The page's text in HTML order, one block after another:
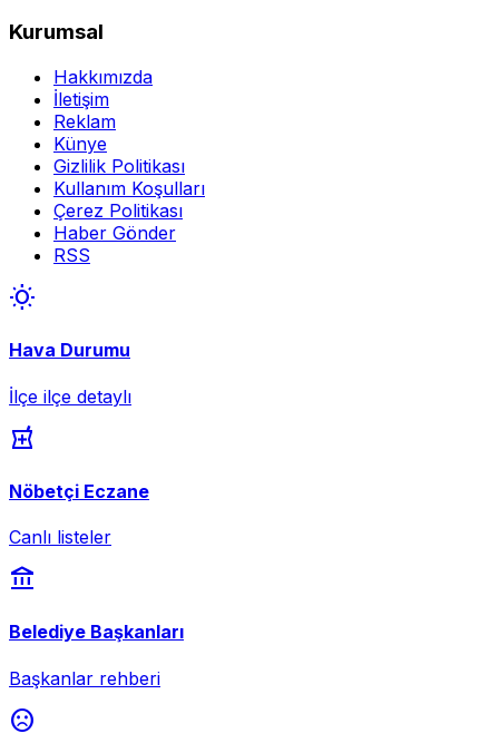
Kurumsal
Hakkımızda
İletişim
Reklam
Künye
Gizlilik Politikası
Kullanım Koşulları
Çerez Politikası
Haber Gönder
RSS
wb_sunny
Hava Durumu
İlçe ilçe detaylı
local_pharmacy
Nöbetçi Eczane
Canlı listeler
account_balance
Belediye Başkanları
Başkanlar rehberi
sentiment_dissatisfied